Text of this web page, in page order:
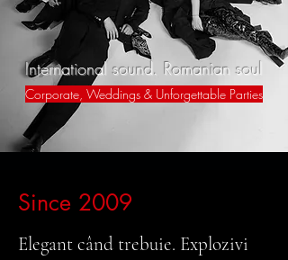
International sound. Romanian soul
Corporate, Weddings & Unforgettable Parties
Since 2009
Elegant când trebuie. Explozivi